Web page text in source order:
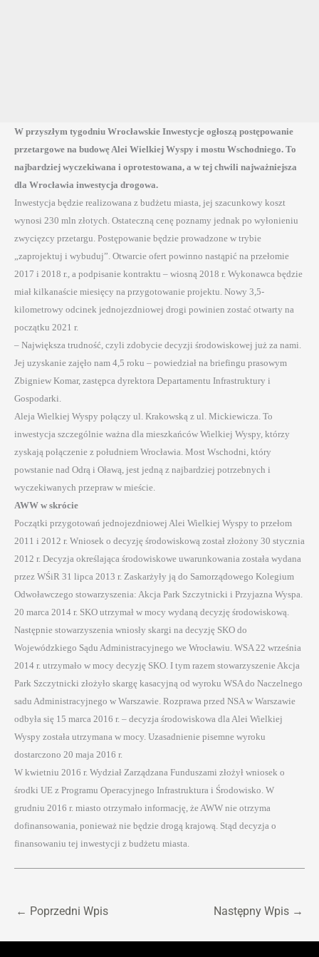
W przyszłym tygodniu Wrocławskie Inwestycje ogłoszą postępowanie
przetargowe na budowę Alei Wielkiej Wyspy i mostu Wschodniego. To
najbardziej wyczekiwana i oprotestowana, a w tej chwili najważniejsza
dla Wrocławia inwestycja drogowa.
Inwestycja będzie realizowana z budżetu miasta, jej szacunkowy koszt
wynosi 230 mln złotych. Ostateczną cenę poznamy jednak po wyłonieniu
zwycięzcy przetargu. Postępowanie będzie prowadzone w trybie
„zaprojektuj i wybuduj”. Otwarcie ofert powinno nastąpić na przełomie
2017 i 2018 r., a podpisanie kontraktu – wiosną 2018 r. Wykonawca będzie
miał kilkanaście miesięcy na przygotowanie projektu. Nowy 3,5-
kilometrowy odcinek jednojezdniowej drogi powinien zostać otwarty na
początku 2021 r.
– Największa trudność, czyli zdobycie decyzji środowiskowej już za nami.
Jej uzyskanie zajęło nam 4,5 roku – powiedział na briefingu prasowym
Zbigniew Komar, zastępca dyrektora Departamentu Infrastruktury i
Gospodarki.
Aleja Wielkiej Wyspy połączy ul. Krakowską z ul. Mickiewicza. To
inwestycja szczególnie ważna dla mieszkańców Wielkiej Wyspy, którzy
zyskają połączenie z południem Wrocławia. Most Wschodni, który
powstanie nad Odrą i Oławą, jest jedną z najbardziej potrzebnych i
wyczekiwanych przepraw w mieście.
AWW w skrócie
Początki przygotowań jednojezdniowej Alei Wielkiej Wyspy to przełom
2011 i 2012 r. Wniosek o decyzję środowiskową został złożony 30 stycznia
2012 r. Decyzja określająca środowiskowe uwarunkowania została wydana
przez WŚiR 31 lipca 2013 r. Zaskarżyły ją do Samorządowego Kolegium
Odwoławczego stowarzyszenia: Akcja Park Szczytnicki i Przyjazna Wyspa.
20 marca 2014 r. SKO utrzymał w mocy wydaną decyzję środowiskową.
Następnie stowarzyszenia wniosły skargi na decyzję SKO do
Wojewódzkiego Sądu Administracyjnego we Wrocławiu. WSA 22 września
2014 r. utrzymało w mocy decyzję SKO. I tym razem stowarzyszenie Akcja
Park Szczytnicki złożyło skargę kasacyjną od wyroku WSA do Naczelnego
sadu Administracyjnego w Warszawie. Rozprawa przed NSA w Warszawie
odbyła się 15 marca 2016 r. – decyzja środowiskowa dla Alei Wielkiej
Wyspy została utrzymana w mocy. Uzasadnienie pisemne wyroku
dostarczono 20 maja 2016 r.
W kwietniu 2016 r. Wydział Zarządzana Funduszami złożył wniosek o
środki UE z Programu Operacyjnego Infrastruktura i Środowisko. W
grudniu 2016 r. miasto otrzymało informację, że AWW nie otrzyma
dofinansowania, ponieważ nie będzie drogą krajową. Stąd decyzja o
finansowaniu tej inwestycji z budżetu miasta.
← Poprzedni Wpis Następny Wpis →